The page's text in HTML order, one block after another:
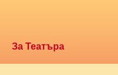
За Театъра